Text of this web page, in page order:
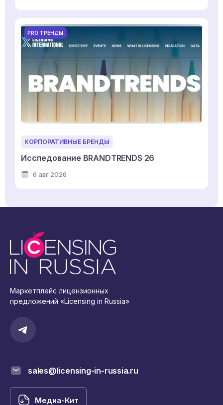
PRO ТРЕНДЫ
КОРПОРАТИВНЫЕ БРЕНДЫ
Исследование BRANDTRENDS 26
6 авг 2026
Маркетплейс лицензионных
предложений «Licensing in Russia»
sales@licensing-in-russia.ru
Медиа-Кит